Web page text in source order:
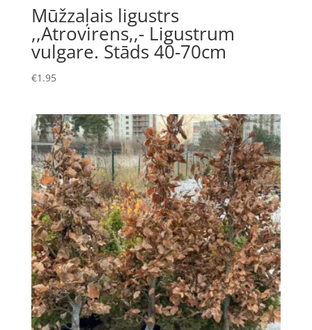
Mūžzaļais ligustrs
,,Atrovirens,,- Ligustrum
vulgare. Stāds 40-70cm
€1.95